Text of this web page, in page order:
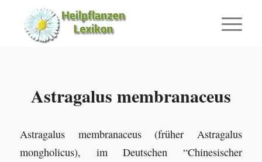
Astragalus membranaceus
Astragalus membranaceus (früher Astragalus
mongholicus), im Deutschen “Chinesischer